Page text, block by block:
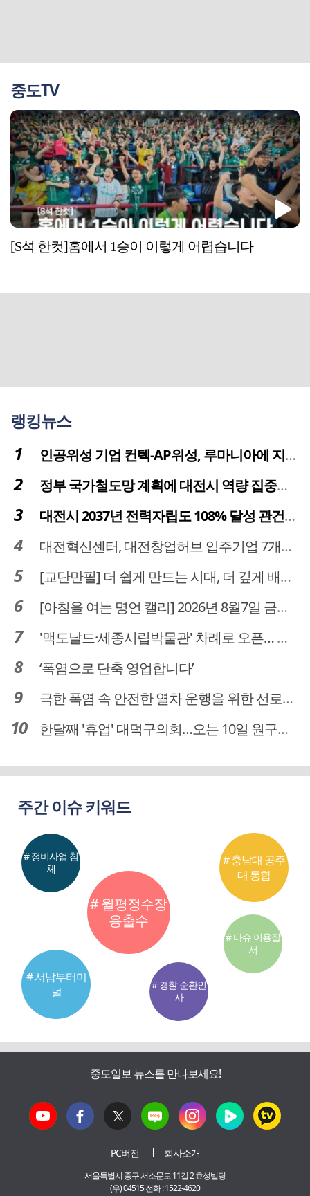
중도TV
[S석 한컷]홈에서 1승이 이렇게 어렵습니다
랭킹뉴스
인공위성 기업 컨텍-AP위성, 루마니아에 지상국 시스템 전수
정부 국가철도망 계획에 대전시 역량 집중해야
대전시 2037년 전력자립도 108% 달성 관건은 '주민 수용성'
대전혁신센터, 대전창업허브 입주기업 7개사 모집
[교단만필] 더 쉽게 만드는 시대, 더 깊게 배우는 교육
[아침을 여는 명언 캘리] 2026년 8월7일 금요일
'맥도날드·세종시립박물관' 차례로 오픈… 고운동 정주여건 좋아진다
‘폭염으로 단축 영업합니다’
극한 폭염 속 안전한 열차 운행을 위한 선로관리
한달째 '휴업' 대덕구의회…오는 10일 원구성 다시 돌입
주간 이슈 키워드
# 월평정수장
용출수
# 서남부터미
널
# 충남대 공주
대 통합
# 정비사업 침
체
# 경찰 순환인
사
# 타슈 이용질
서
중도일보 뉴스를 만나보세요!
PC버전 회사소개
서울특별시 중구 서소문로 11길 2 효성빌딩
(우) 04515 전화 : 1522-4620